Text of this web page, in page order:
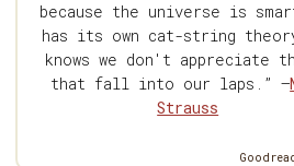
because the universe is
has its own cat-string
knows we don't appreciate
that fall into our laps.” —
Strauss